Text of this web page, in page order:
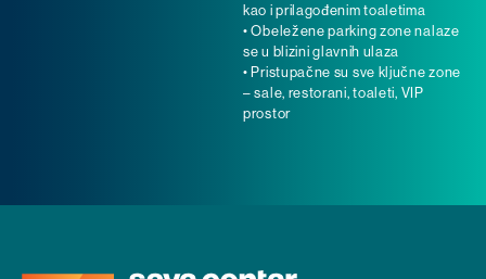
kao i prilagođenim toaletima
• Obeležene parking zone nalaze
se u blizini glavnih ulaza
• Pristupačne su sve ključne zone
– sale, restorani, toaleti, VIP
prostor